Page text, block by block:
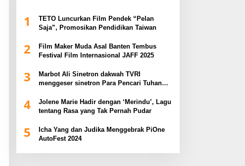
1
TETO Luncurkan Film Pendek “Pelan
Saja”, Promosikan Pendidikan Taiwan
2
Film Maker Muda Asal Banten Tembus
Festival Film Internasional JAFF 2025
3
Marbot Ali Sinetron dakwah TVRI
menggeser sinetron Para Pencari Tuhan
4
Jolene Marie Hadir dengan ‘Merindu’, Lagu
tentang Rasa yang Tak Pernah Pudar
5
Icha Yang dan Judika Menggebrak PiOne
AutoFest 2024